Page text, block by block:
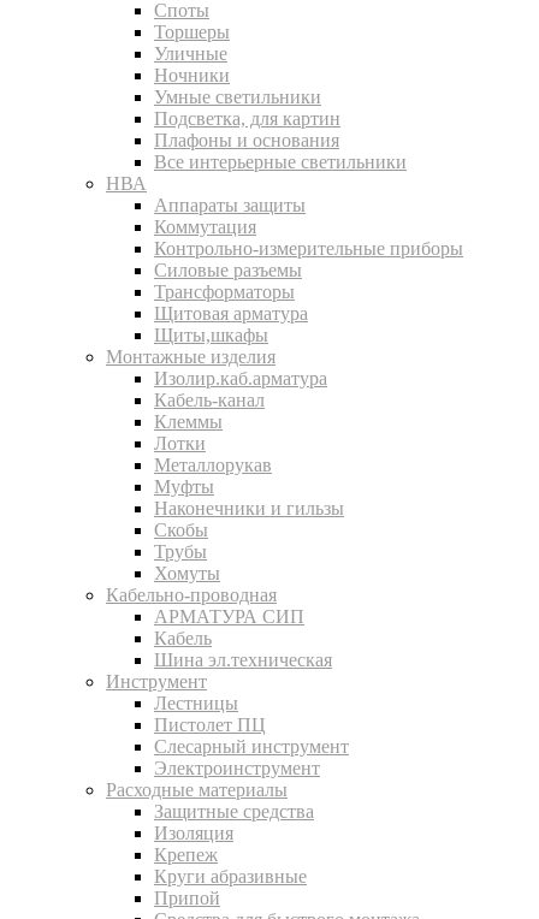
Споты
Торшеры
Уличные
Ночники
Умные светильники
Подсветка, для картин
Плафоны и основания
Все интерьерные светильники
НВА
Аппараты защиты
Коммутация
Контрольно-измерительные приборы
Силовые разъемы
Трансформаторы
Щитовая арматура
Щиты,шкафы
Монтажные изделия
Изолир.каб.арматура
Кабель-канал
Клеммы
Лотки
Металлорукав
Муфты
Наконечники и гильзы
Скобы
Трубы
Хомуты
Кабельно-проводная
АРМАТУРА СИП
Кабель
Шина эл.техническая
Инструмент
Лестницы
Пистолет ПЦ
Слесарный инструмент
Электроинструмент
Расходные материалы
Защитные средства
Изоляция
Крепеж
Круги абразивные
Припой